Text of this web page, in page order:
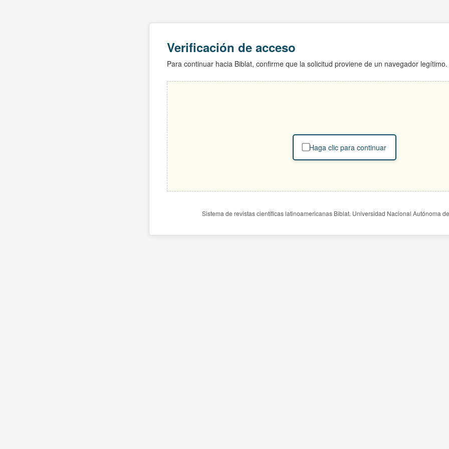
Verificación de acceso
Para continuar hacia Biblat, confirme que la solicitud proviene de un navegador legítimo.
Haga clic para continuar
Sistema de revistas científicas latinoamericanas Biblat. Universidad Nacional Autónoma